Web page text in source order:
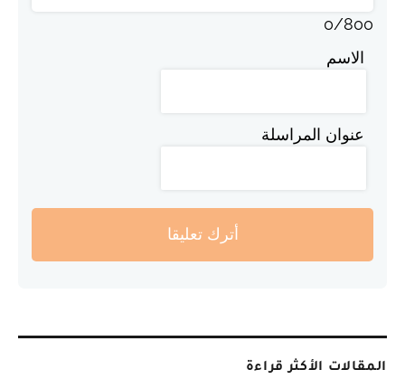
0/800
الاسم
عنوان المراسلة
أترك تعليقا
المقالات الأكثر قراءة